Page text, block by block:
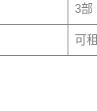
3部
可租